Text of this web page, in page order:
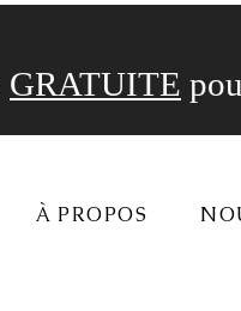
GRATUITE
À PROPOS